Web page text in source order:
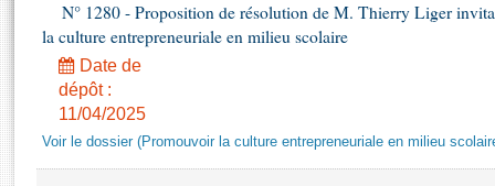
Propositions de loi
Amendements
Textes adoptés
Histoire
Juniors
Anciennes législatures
Liens vers les sites publics
Photos libres de droit
N° 1280 - Proposition de résolution de M. Thierry Liger
la culture entrepreneuriale en milieu scolaire
Date de
dépôt :
11/04/2025
Voir le dossier (Promouvoir la culture entrepreneuriale en milieu